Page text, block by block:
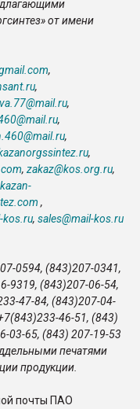
от имени
,
,
,
,
,
,
, zakaz@kos.org.ru,
kazan-
,
kos.ru, sales@mail-kos.ru
0594, (843)207-0341,
9319, (843)207-06-54,
47-84, (843)207-04-
46-51, (843)
03-65, (843) 207-19-53
печатями
продукции.
почты ПАО